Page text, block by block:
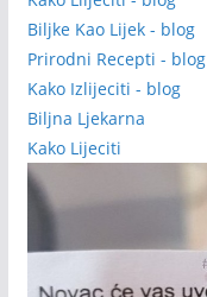
Biljke Kao Lijek - blog
Prirodni Recepti - blog
Kako Izlijeciti - blog
Biljna Ljekarna
Kako Lijeciti